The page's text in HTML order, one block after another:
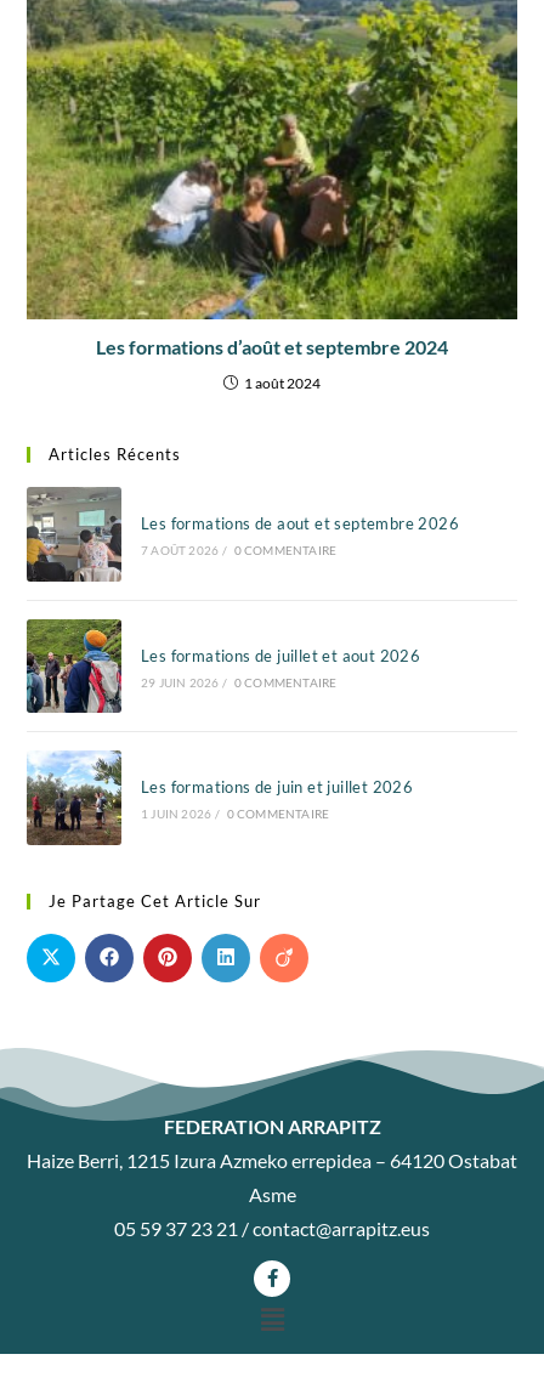
Les formations d’août et septembre 2024
1 août 2024
Articles Récents
Les formations de aout et septembre 2026
7 AOÛT 2026 / 0 COMMENTAIRE
Les formations de juillet et aout 2026
29 JUIN 2026 / 0 COMMENTAIRE
Les formations de juin et juillet 2026
1 JUIN 2026 / 0 COMMENTAIRE
Je Partage Cet Article Sur
FEDERATION ARRAPITZ
Haize Berri, 1215 Izura Azmeko errepidea – 64120 Ostabat
Asme
05 59 37 23 21 /contact@arrapitz.eus